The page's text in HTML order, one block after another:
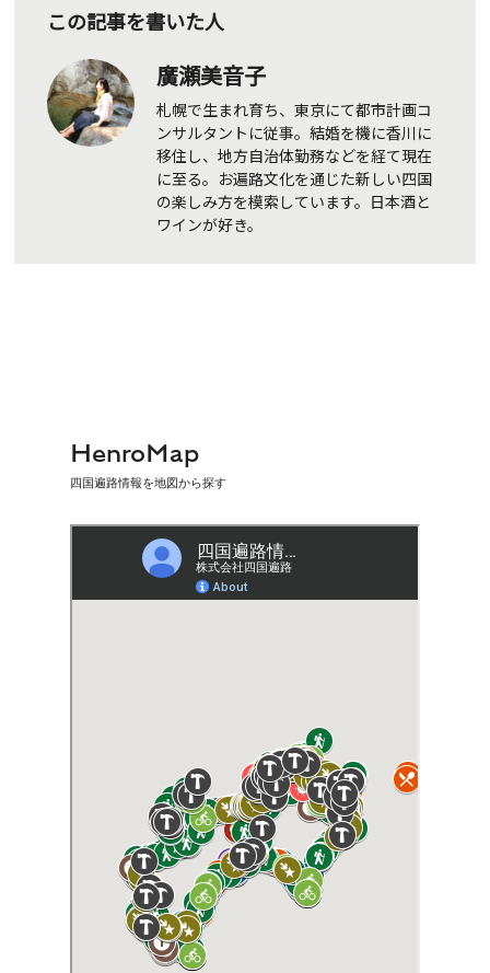
この記事を書いた人
廣瀬美音子
札幌で生まれ育ち、東京にて都市計画コ
ンサルタントに従事。結婚を機に香川に
移住し、地方自治体勤務などを経て現在
に至る。お遍路文化を通じた新しい四国
の楽しみ方を模索しています。日本酒と
ワインが好き。
HenroMap
四国遍路情報を地図から探す